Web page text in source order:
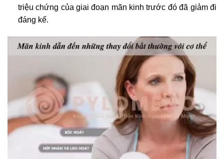
triệu chứng của giai đoạn mãn kinh trước đó đã giảm đi
đáng kế.